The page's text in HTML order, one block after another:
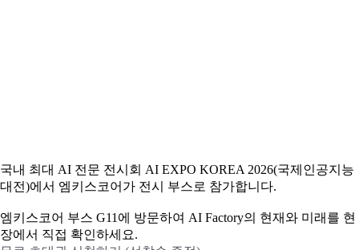
국내 최대 AI 전문 전시회 AI EXPO KOREA 2026(국제인공지능
대전)에서 엠키스코어가 전시 부스로 참가합니다.
엠키스코어 부스 G11에 방문하여 AI Factory의 현재와 미래를 현
장에서 직접 확인하세요.